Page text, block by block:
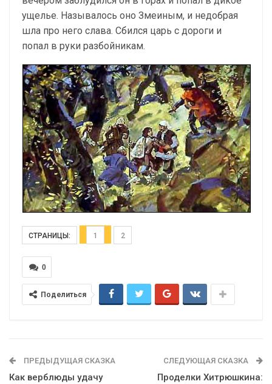
ущелье. Называлось оно Змеиным, и недобрая
шла про него слава. Сбился царь с дороги и
попал в руки разбойникам.
СТРАНИЦЫ: 1 2
0
Поделиться
ПРЕДЫДУЩАЯ СКАЗКА
Как верблюды удачу
СЛЕДУЮЩАЯ СКАЗКА
Проделки Хитрюшкина: